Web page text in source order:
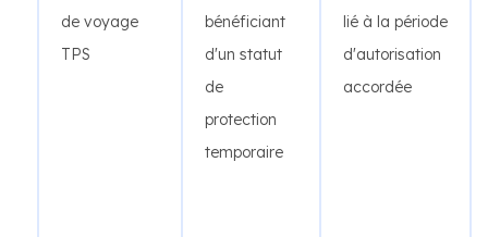
de voyage
TPS
bénéficiant
d'un statut
de
protection
temporaire
lié à la période
d'autorisation
accordée